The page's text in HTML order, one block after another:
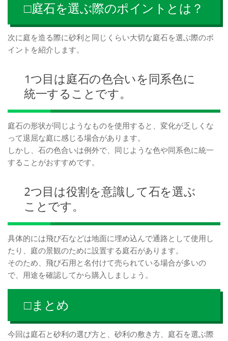
□庭石を選ぶ際のポイントとは？
次に庭を造る際に砂利と同じくらい大切な庭石を選ぶ際のポ
イントを紹介します。
1つ目は庭石の色合いを同系色に
統一することです。
庭石の形状が同じようなものを使用すると、変化が乏しくな
って退屈な庭に感じる場合があります。
しかし、石の色合いは例外で、同じような色や同系色に統一
することがおすすめです。
2つ目は役割を意識して石を選ぶ
ことです。
具体的には飛び石などは地面に埋め込んで通路として使用し
たり、庭の景観のために設置する庭石があります。
そのため、飛び石用と名付けて売られている場合が多いの
で、用途を確認してから購入しましょう。
□まとめ
今回は庭石と砂利の選び方と、砂利の敷き方、庭石を選ぶ際